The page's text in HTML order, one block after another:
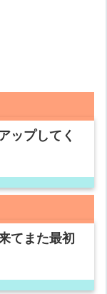
ップしてく
てまた最初